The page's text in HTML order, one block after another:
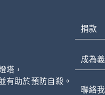
塔，
有助於預防自殺。
捐款
成為
聯絡